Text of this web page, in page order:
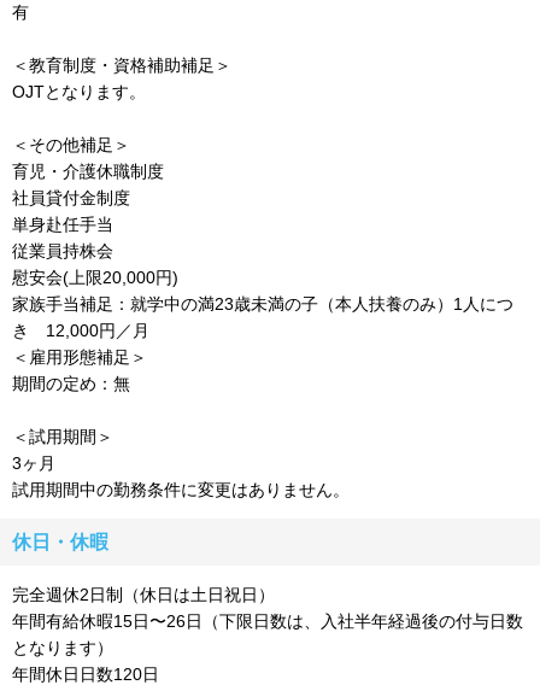
有
＜教育制度・資格補助補足＞
OJTとなります。
＜その他補足＞
育児・介護休職制度
社員貸付金制度
単身赴任手当
従業員持株会
慰安会(上限20,000円)
家族手当補足：就学中の満23歳未満の子（本人扶養のみ）1人につ
き 12,000円／月
＜雇用形態補足＞
期間の定め：無
＜試用期間＞
3ヶ月
試用期間中の勤務条件に変更はありません。
休日・休暇
完全週休2日制（休日は土日祝日）
年間有給休暇15日〜26日（下限日数は、入社半年経過後の付与日数
となります）
年間休日日数120日